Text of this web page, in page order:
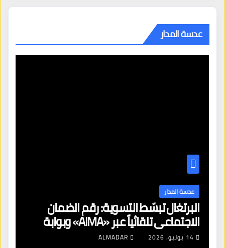
عدسة المدار
عدسة المدار
البرتغال تبسّط التسوية: رقم الضمان
الاجتماعي تلقائياً عبر «AIMA» وبوابة
جديدة لتجديد الإقامات
14 يوليو، 2026 ALMADAR